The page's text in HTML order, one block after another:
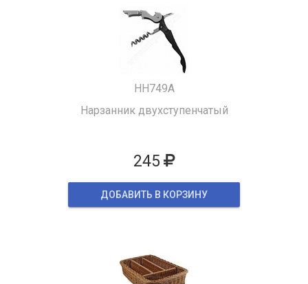
HH749A
Нарзанник двухступенчатый
245
ДОБАВИТЬ В КОРЗИНУ